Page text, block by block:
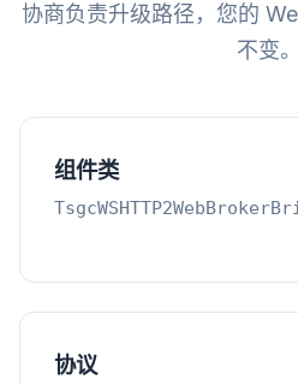
协商负责升级路径，您的
不变。
组件类
协议